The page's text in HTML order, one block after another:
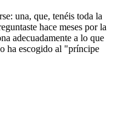
una, que, tenéis toda la
hace meses por la
adecuadamente a lo que
ha escogido al "príncipe